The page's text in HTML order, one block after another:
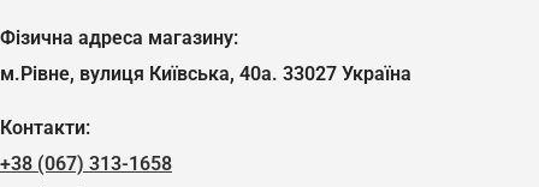
Фізична адреса магазину:
м.Рівне, вулиця Київська, 40а. 33027 Україна
Контакти:
+38 (067) 313-1658